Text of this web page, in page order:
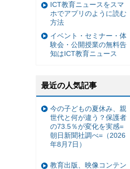
ICT教育ニュースをスマ
ホでアプリのように読む
方法
イベント・セミナー・体
験会・公開授業の無料告
知はICT教育ニュース
最近の人気記事
今の子どもの夏休み、親
世代と何が違う？保護者
の73.5％が変化を実感=
朝日新聞社調べ=（2026
年8月7日）
教育出版、映像コンテン